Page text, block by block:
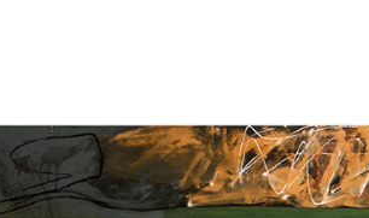
singuliers & Etudes
2017-2018 Diatopes &
Enchaînements